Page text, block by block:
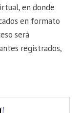
en donde
en formato
será
registrados,